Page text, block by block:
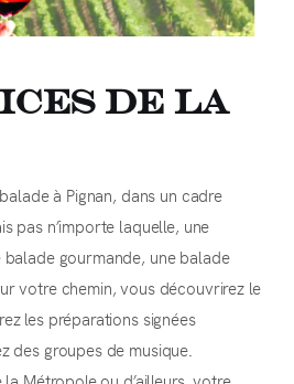
de la
à Pignan, dans un cadre
pas n’importe laquelle, une
gourmande, une balade
votre chemin, vous découvrirez le
les préparations signées
des groupes de musique.